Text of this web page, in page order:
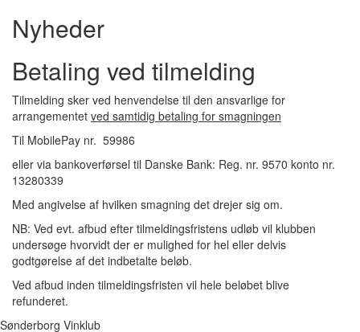
Nyheder
Betaling ved tilmelding
Tilmelding sker ved henvendelse til den ansvarlige for
arrangementet ved samtidig betaling for smagningen
Til MobilePay nr. 59986
eller via bankoverførsel til Danske Bank: Reg. nr. 9570 konto nr.
13280339
Med angivelse af hvilken smagning det drejer sig om.
NB: Ved evt. afbud efter tilmeldingsfristens udløb vil klubben
undersøge hvorvidt der er mulighed for hel eller delvis
godtgørelse af det indbetalte beløb.
Ved afbud inden tilmeldingsfristen vil hele beløbet blive
refunderet.
Sønderborg Vinklub